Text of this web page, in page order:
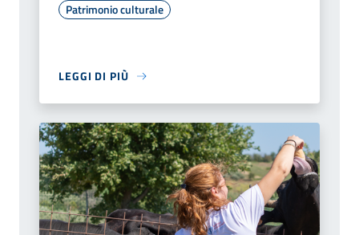
Patrimonio culturale
LEGGI DI PIÙ